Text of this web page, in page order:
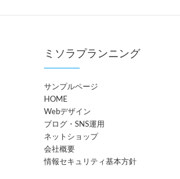
ミソラプランニング
サンプルページ
HOME
Webデザイン
ブログ・SNS運用
ネットショップ
会社概要
情報セキュリティ基本方針